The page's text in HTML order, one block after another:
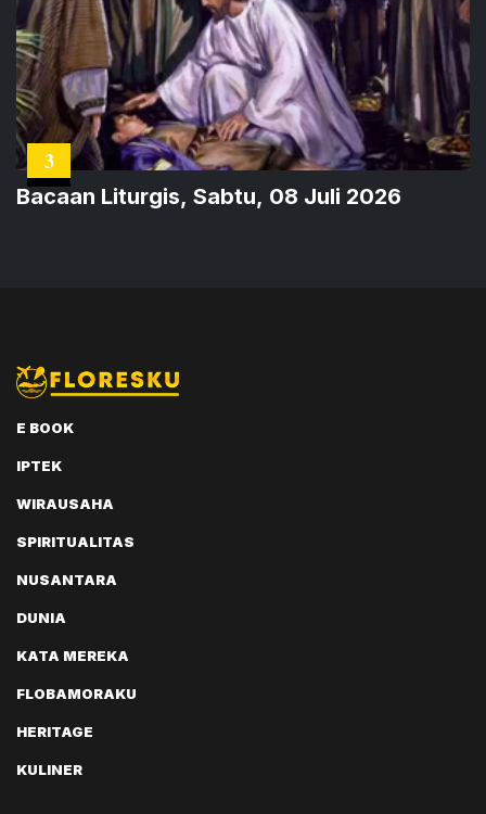
3
Bacaan Liturgis, Sabtu, 08 Juli 2026
E BOOK
IPTEK
WIRAUSAHA
SPIRITUALITAS
NUSANTARA
DUNIA
KATA MEREKA
FLOBAMORAKU
HERITAGE
KULINER